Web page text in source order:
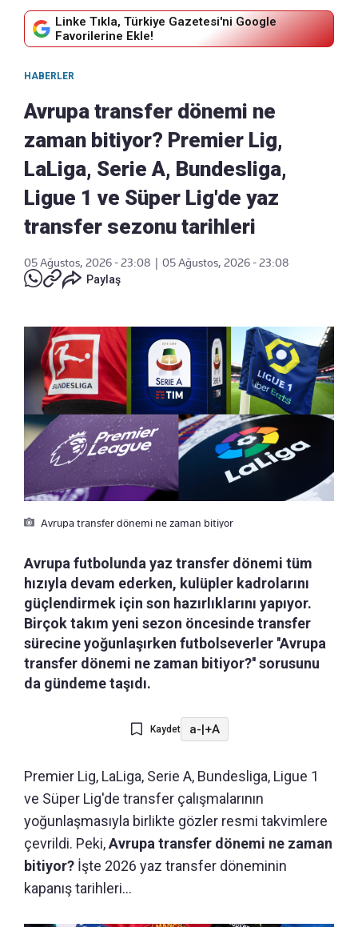
Linke Tıkla, Türkiye Gazetesi'ni Google
Favorilerine Ekle!
HABERLER
Avrupa transfer dönemi ne
zaman bitiyor? Premier Lig,
LaLiga, Serie A, Bundesliga,
Ligue 1 ve Süper Lig'de yaz
transfer sezonu tarihleri
05 Ağustos, 2026 - 23:08
05 Ağustos, 2026 - 23:08
Paylaş
Avrupa transfer dönemi ne zaman bitiyor
Avrupa futbolunda yaz transfer dönemi tüm
hızıyla devam ederken, kulüpler kadrolarını
güçlendirmek için son hazırlıklarını yapıyor.
Birçok takım yeni sezon öncesinde transfer
sürecine yoğunlaşırken futbolseverler ''Avrupa
transfer dönemi ne zaman bitiyor?'' sorusunu
da gündeme taşıdı.
Kaydet a-|+A
Premier Lig, LaLiga, Serie A, Bundesliga, Ligue 1
ve Süper Lig'de transfer çalışmalarının
yoğunlaşmasıyla birlikte gözler resmi takvimlere
çevrildi. Peki,Avrupa transfer dönemi ne zaman
bitiyor? İşte 2026 yaz transfer döneminin
kapanış tarihleri...